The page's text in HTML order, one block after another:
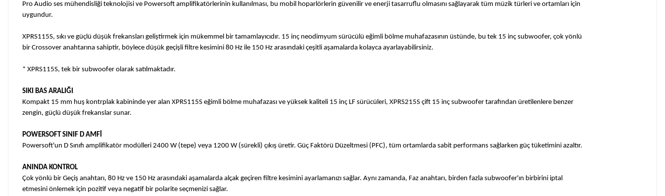
Pro Audio ses mühendisliği teknolojisi ve Powersoft amplifikatörlerinin kullanılması, bu mobil hoparlörlerin güvenilir ve enerji tasarruflu olmasını sağlayarak tüm müzik türleri ve ortamları için
uygundur.
XPRS115S, sıkı ve güçlü düşük frekansları geliştirmek için mükemmel bir tamamlayıcıdır. 15 inç neodimyum sürücülü eğimli bölme muhafazasının üstünde, bu tek 15 inç subwoofer, çok yönlü
bir Crossover anahtarına sahiptir, böylece düşük geçişli filtre kesimini 80 Hz ile 150 Hz arasındaki çeşitli aşamalarda kolayca ayarlayabilirsiniz.
* XPRS115S, tek bir subwoofer olarak satılmaktadır.
SIKI BAS ARALIĞI
Kompakt 15 mm huş kontrplak kabininde yer alan XPRS115S eğimli bölme muhafazası ve yüksek kaliteli 15 inç LF sürücüleri, XPRS215S çift 15 inç subwoofer tarafından üretilenlere benzer
zengin, güçlü düşük frekanslar sunar.
POWERSOFT SINIF D AMFİ
Powersoft'un D Sınıfı amplifikatör modülleri 2400 W (tepe) veya 1200 W (sürekli) çıkış üretir. Güç Faktörü Düzeltmesi (PFC), tüm ortamlarda sabit performans sağlarken güç tüketimini azaltır.
ANINDA KONTROL
Çok yönlü bir Geçiş anahtarı, 80 Hz ve 150 Hz arasındaki aşamalarda alçak geçiren filtre kesimini ayarlamanızı sağlar. Aynı zamanda, Faz anahtarı, birden fazla subwoofer'ın birbirini iptal
etmesini önlemek için pozitif veya negatif bir polarite seçmenizi sağlar.